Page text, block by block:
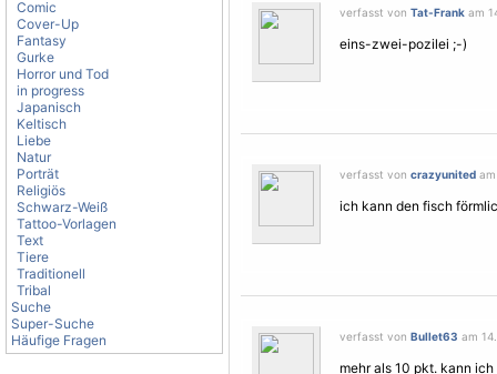
Comic
Cover-Up
Fantasy
Gurke
Horror und Tod
in progress
Japanisch
Keltisch
Liebe
Natur
Porträt
Religiös
Schwarz-Weiß
Tattoo-Vorlagen
Text
Tiere
Traditionell
Tribal
Suche
Super-Suche
Häufige Fragen
verfasst von Tat-Frank am
eins-zwei-pozilei ;-)
verfasst von crazyunited
ich kann den fisch
verfasst von Bullet63 am
mehr als 10 pkt. kann